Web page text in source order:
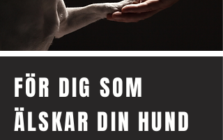
FÖR DIG SOM
ÄLSKAR DIN HUND